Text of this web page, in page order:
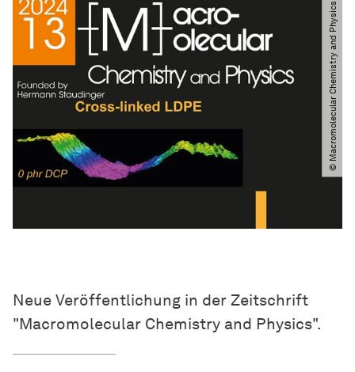
© Macromolecular Chemistry and Physics
Neue Veröffentlichung in der Zeitschrift
"Macromolecular Chemistry and Physics".